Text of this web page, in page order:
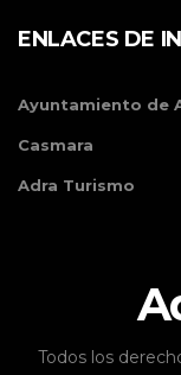
ENLACES DE
Ayuntamiento de
Casmara
Adra Turismo
Todos los